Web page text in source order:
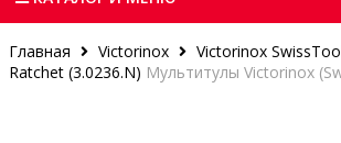
Главная Victorinox
Victorinox
Ratchet (3.0236.N) Мультитулы Victorinox